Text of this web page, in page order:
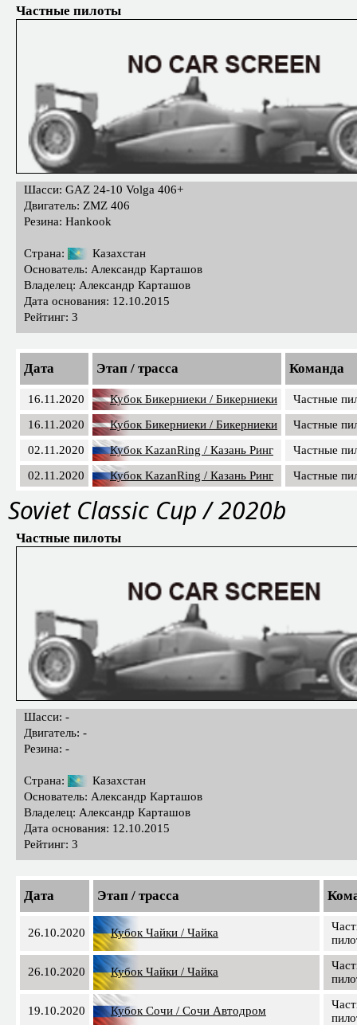
Частные пилоты
Шасси: GAZ 24-10 Volga 406+
Двигатель: ZMZ 406
Резина: Hankook
Страна:
Казахстан
Основатель: Александр Карташов
Владелец: Александр Карташов
Дата основания: 12.10.2015
Рейтинг: 3
Дата Этап / трасса Команда
16.11.2020 Кубок Бикерниеки / Бикерниеки
Частные
16.11.2020
Кубок Бикерниеки / Бикерниеки
Частные
02.11.2020
Кубок KazanRing / Казань Ринг
Частные
02.11.2020
Кубок KazanRing / Казань Ринг Частные
Soviet Classic Cup / 2020b
Частные пилоты
Шасси: -
Двигатель: -
Резина: -
Страна:
Казахстан
Основатель: Александр Карташов
Владелец: Александр Карташов
Дата основания: 12.10.2015
Рейтинг: 3
Дата Этап / трасса
26.10.2020 Кубок Чайки / Чайка
26.10.2020 Кубок Чайки / Чайка
19.10.2020 Кубок Сочи / Сочи Автодром